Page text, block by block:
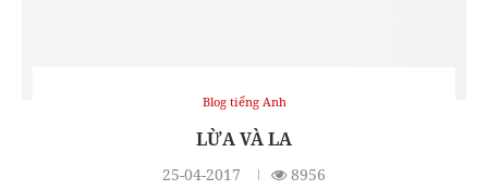
Blog tiếng Anh
LỪA VÀ LA
25-04-2017 8956